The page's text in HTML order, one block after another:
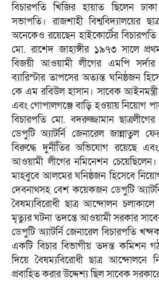
বিচারপতি খিজির হায়াত ছিলেন ঢাকা
সভাপতি। রাজশাহী বিশ্ববিদ্যালয়ের
অনেকেও রয়েছেন হাইকোর্টের বিচারপতি
মো. রাশেদ জাহাঙ্গীর ১৯৭৩ সালে
বিজয়ী আওয়ামী লীগের এমপি সর্দার
ব্যারিস্টার তাপসের অত্যন্ত ঘনিষ্ঠজন
কে এম রবিউল হাসান। সাবেক আইনমন্ত্রী
এবং গোপালগঞ্জে বাড়ি হওয়ায় নিয়োগ
বিচারপতি মো. বদরুজ্জামান
ডেপুটি অ্যাটর্নি জেনারেল জান্নাতুল
বিরুদ্ধে দুর্নীতির অভিযোগ রয়েছে
আওয়ামী লীগের নমিনেশন চেয়েছিলেন।
মাহবুবে আলমের ঘনিষ্ঠজন হিসেবে
দেবনাথসহ বেশ কয়েকজন ডেপুটি
বৈষম্যবিরোধী ছাত্র আন্দোলন
মৃত্যুর ঘটনা তদন্তে আওয়ামী সরকার
ডেপুটি অ্যাটর্নি জেনারেল বিচারপতি
একটি বিচার বিভাগীয় তদন্ত
দিয়ে বৈষম্যবিরোধী ছাত্র আন্দোলনে
প্রবাহিত করার উদ্দেশ্য ছিল সাবেক